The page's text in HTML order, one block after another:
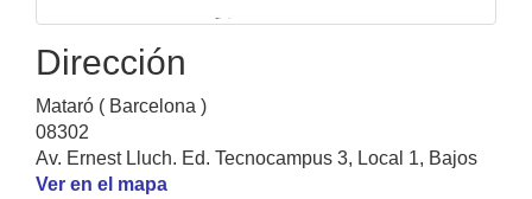
Dirección
Mataró ( Barcelona )
08302
Av. Ernest Lluch. Ed. Tecnocampus 3, Local 1, Bajos
Ver en el mapa